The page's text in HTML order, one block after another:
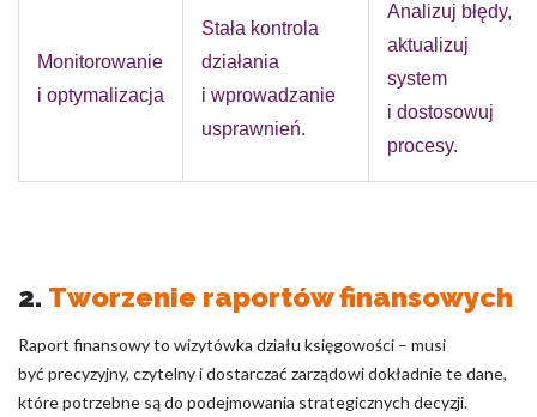
Monitorowanie
i optymalizacja
Stała kontrola
działania
i wprowadzanie
usprawnień.
Analizuj błędy,
aktualizuj
system
i dostosowuj
procesy.
2. Tworzenie raportów finansowych
Raport finansowy to wizytówka działu księgowości – musi
być precyzyjny, czytelny i dostarczać zarządowi dokładnie te dane,
które potrzebne są do podejmowania strategicznych decyzji.